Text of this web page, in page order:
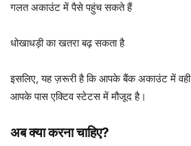
गलत अकाउंट में पैसे पहुंच सकते हैं
धोखाधड़ी का खतरा बढ़ सकता है
इसलिए, यह ज़रूरी है कि आपके बैंक अकाउंट में वही
आपके पास एक्टिव स्टेटस में मौजूद है।
अब क्या करना चाहिए?